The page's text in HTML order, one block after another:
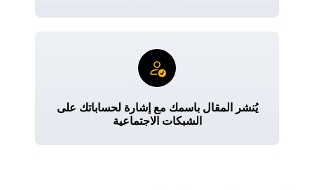
يُنشر المقال باسمك مع إشارة لحساباتك على
الشبكات الاجتماعية